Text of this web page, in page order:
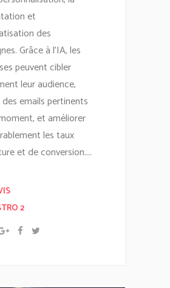
et
des
Grâce à l'IA, les
peuvent cibler
leur audience,
emails pertinents
et améliorer
les taux
et de conversion....
2